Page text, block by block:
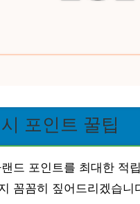
포인트 꿀팁
드 포인트를 최대한 적
꼼꼼히 짚어드리겠습니